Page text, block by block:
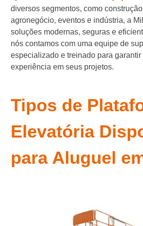
diversos segmentos, como
agronegócio, eventos e indústria, a
soluções modernas, seguras e
nós contamos com uma equipe de
especializado e treinado para garantir
experiência em seus projetos.
Tipos de
Elevatória
para Aluguel